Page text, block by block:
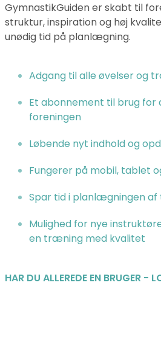
GymnastikGuiden er skabt til
struktur, inspiration og høj
unødig tid på planlægning.
Adgang til alle øvelser og
Et abonnement til brug for
foreningen
Løbende nyt indhold og
Fungerer på mobil, tablet
Spar tid i planlægningen
Mulighed for nye
en træning med kvalitet
HAR DU ALLEREDE EN BRUGER -